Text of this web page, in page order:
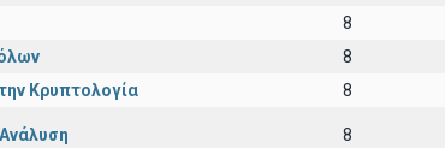
8
8
Κρυπτολογία 8
8